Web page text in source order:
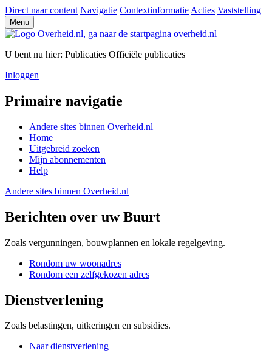
Direct naar content Navigatie Contextinformatie Acties Vaststelling
Menu
U bent nu hier: Publicaties Officiële publicaties
Inloggen
Primaire navigatie
Andere sites binnen Overheid.nl
Home
Uitgebreid zoeken
Mijn abonnementen
Help
Andere sites binnen Overheid.nl
Berichten over uw Buurt
Zoals vergunningen, bouwplannen en lokale regelgeving.
Rondom uw woonadres
Rondom een zelfgekozen adres
Dienstverlening
Zoals belastingen, uitkeringen en subsidies.
Naar dienstverlening